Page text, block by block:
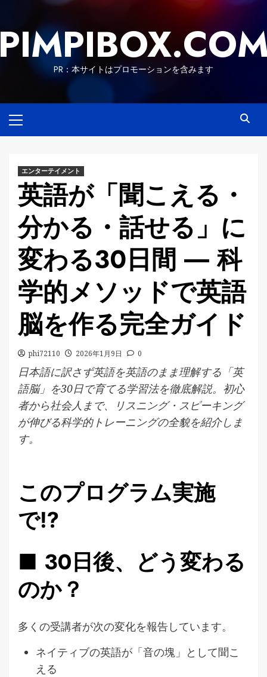
content
PR：本サイトはプロモーションを含みます
Menu
エンターテイメント
英語が「聞こえる・
分かる・話せる」に
変わる30日間 ― 科
学的メソッドで英語
脳を作る完全ガイド
phi72110 2026年1月9日 0
日本語に訳さず英語を英語のまま理解する「英
語脳」を30日で育てる学習法を徹底解説。初心
者から社会人まで、リスニング・スピーキング
が伸びる科学的トレーニングの全貌を紹介しま
す。
このプログラム実施
で⁉
■ 30日後、どう変わる
のか？
多くの受講者が次の変化を報告しています。
ネイティブの英語が「音の塊」として聞こ
える